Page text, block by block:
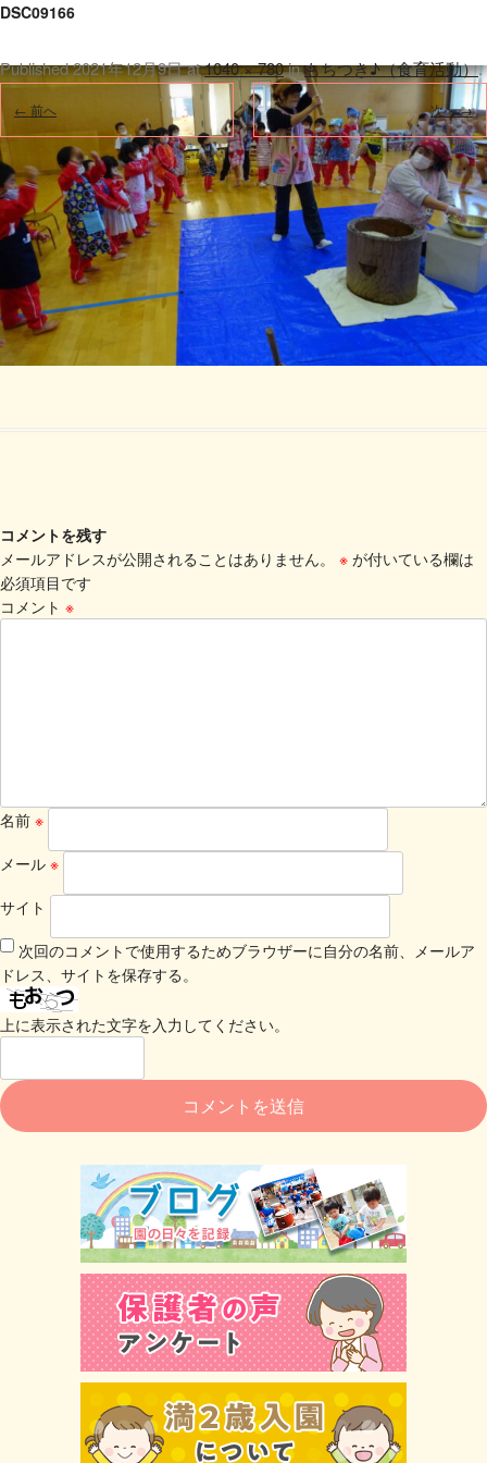
DSC09166
Published2021年12月9日at1040 × 780inもちつき♪（食育活動）.
← 前へ 次へ →
コメントを残す
メールアドレスが公開されることはありません。
※ が付いている欄は
必須項目です
コメント ※
名前 ※
メール ※
サイト
次回のコメントで使用するためブラウザーに自分の名前、メールア
ドレス、サイトを保存する。
上に表示された文字を入力してください。